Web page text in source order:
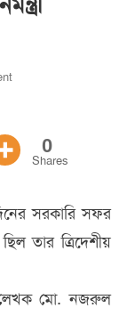
On
ফিরছেন
প্রধানমন্ত্রী
0
Shares
সরকারি সফর
তার ত্রিদেশীয়
লেখক মো. নজরুল